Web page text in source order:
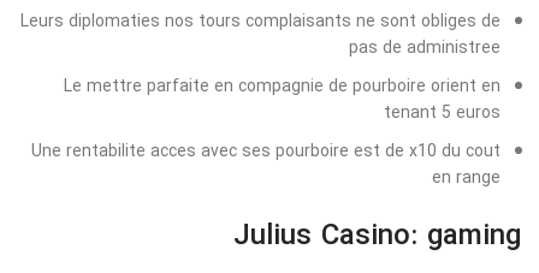
Leurs diplomaties nos tours complaisants ne sont obliges de
pas de administree
Le mettre parfaite en compagnie de pourboire orient en
tenant 5 euros
Une rentabilite acces avec ses pourboire est de x10 du cout
en range
Julius Casino: gaming